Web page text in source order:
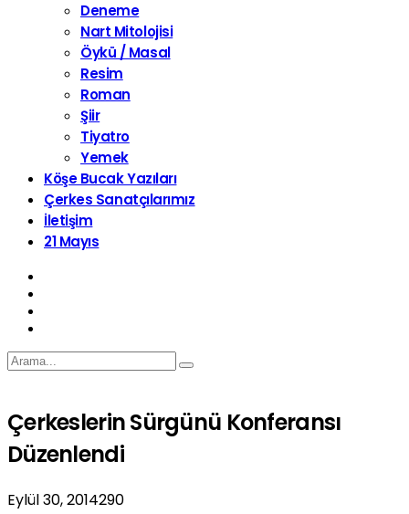
Deneme
Nart Mitolojisi
Öykü / Masal
Resim
Roman
Şiir
Tiyatro
Yemek
Köşe Bucak Yazıları
Çerkes Sanatçılarımız
İletişim
21 Mayıs
Çerkeslerin Sürgünü Konferansı
Düzenlendi
Eylül 30, 2014290